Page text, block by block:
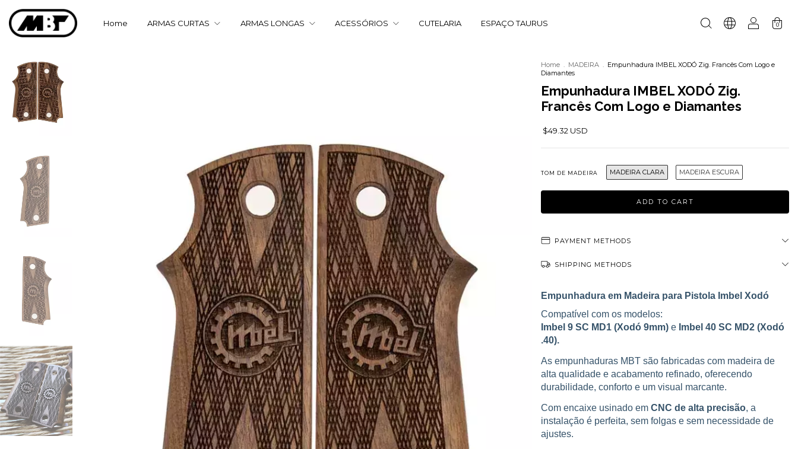
Home ARMAS CURTAS ARMAS LONGAS ACESSÓRIOS CUTELARIA ESPAÇO TAURUS 0
Home . MADEIRA . Empunhadura IMBEL XODÓ Zig. Francês Com Logo e
Diamantes
Empunhadura IMBEL XODÓ Zig.
Francês Com Logo e Diamantes
$49.32 USD
TOM DE MADEIRA MADEIRA CLARA MADEIRA ESCURA
PAYMENT METHODS
SHIPPING METHODS
Empunhadura em Madeira para Pistola Imbel Xodó
Compatível com os modelos:
Imbel 9 SC MD1 (Xodó 9mm) e Imbel 40 SC MD2 (Xodó
.40).
As empunhaduras MBT são fabricadas com madeira de
alta qualidade e acabamento refinado, oferecendo
durabilidade, conforto e um visual marcante.
Com encaixe usinado em CNC de alta precisão, a
instalação é perfeita, sem folgas e sem necessidade de
ajustes.